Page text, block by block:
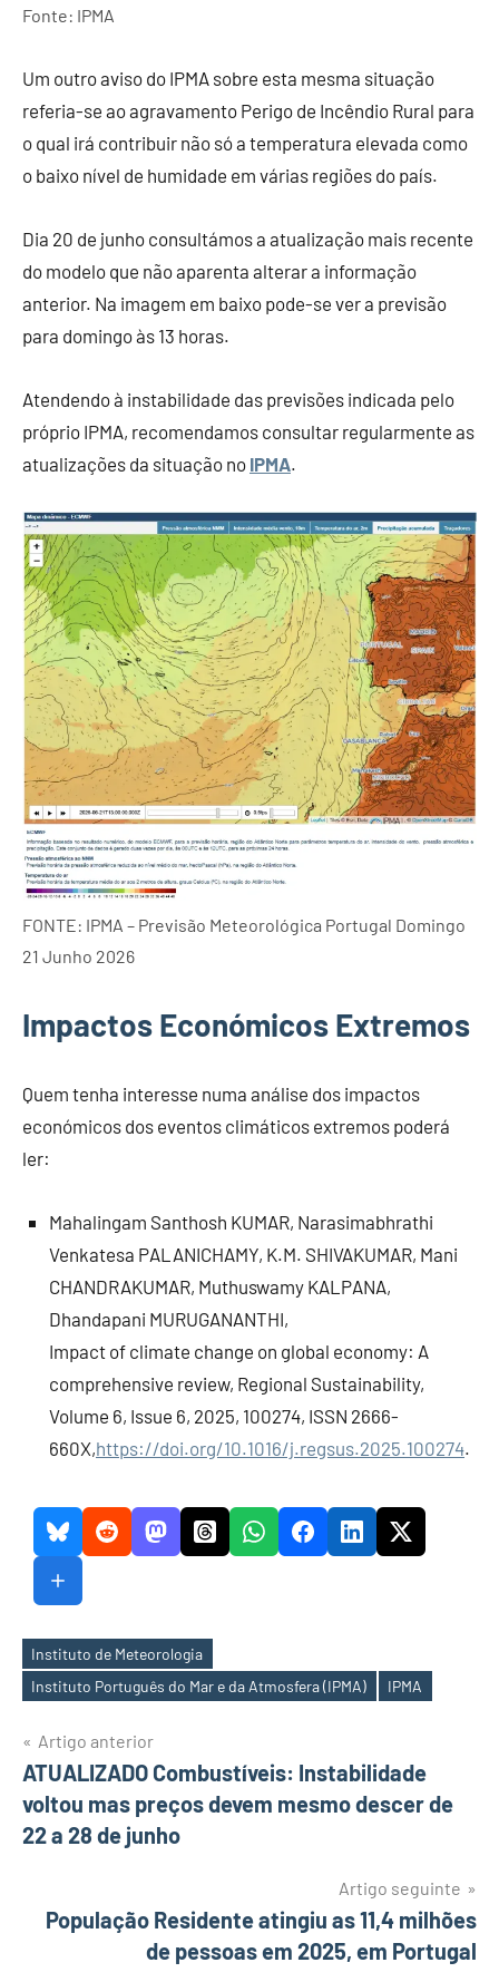
Fonte: IPMA
Um outro aviso do IPMA sobre esta mesma situação
referia-se ao agravamento Perigo de Incêndio Rural para
o qual irá contribuir não só a temperatura elevada como
o baixo nível de humidade em várias regiões do país.
Dia 20 de junho consultámos a atualização mais recente
do modelo que não aparenta alterar a informação
anterior. Na imagem em baixo pode-se ver a previsão
para domingo às 13 horas.
Atendendo à instabilidade das previsões indicada pelo
próprio IPMA, recomendamos consultar regularmente as
atualizações da situação no IPMA.
FONTE: IPMA – Previsão Meteorológica Portugal Domingo
21 Junho 2026
Impactos Económicos Extremos
Quem tenha interesse numa análise dos impactos
económicos dos eventos climáticos extremos poderá
ler:
Mahalingam Santhosh KUMAR, Narasimabhrathi
Venkatesa PALANICHAMY, K.M. SHIVAKUMAR, Mani
CHANDRAKUMAR, Muthuswamy KALPANA,
Dhandapani MURUGANANTHI,
Impact of climate change on global economy: A
comprehensive review, Regional Sustainability,
Volume 6, Issue 6, 2025, 100274, ISSN 2666-
660X,https://doi.org/10.1016/j.regsus.2025.100274.
Etiquetas
Instituto de Meteorologia
Instituto Português do Mar e da Atmosfera (IPMA)
IPMA
Navegação
de
artigos
Artigo anterior
ATUALIZADO Combustíveis: Instabilidade
voltou mas preços devem mesmo descer de
22 a 28 de junho
Artigo seguinte
População Residente atingiu as 11,4 milhões
de pessoas em 2025, em Portugal